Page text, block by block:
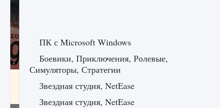
ПК с Microsoft Windows
Боевики, Приключения, Ролевые,
Симуляторы, Стратегии
Звездная студия, NetEase
Звездная студия, NetEase